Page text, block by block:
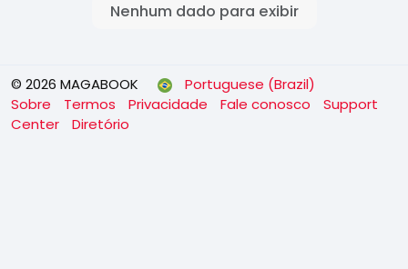
Nenhum dado para exibir
© 2026 MAGABOOK
Portuguese (Brazil)
Sobre
Termos Privacidade Fale conosco
Support
Center
Diretório